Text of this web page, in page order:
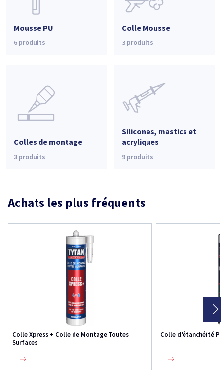
Mousse PU
6 produits
Colle Mousse
3 produits
Colles de montage
3 produits
Silicones, mastics et
acryliques
9 produits
Achats les plus fréquents
Colle Xpress + Colle de Montage Toutes
Surfaces
Colle d’étanchéité